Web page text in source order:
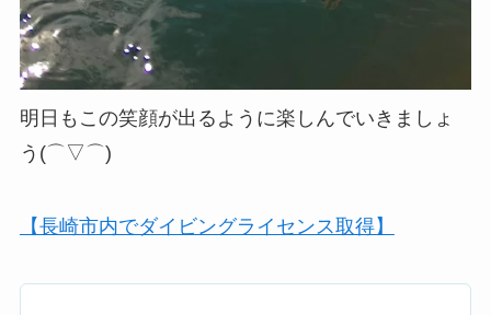
明日もこの笑顔が出るように楽しんでいきましょ
う(⌒▽⌒)
【長崎市内でダイビングライセンス取得】